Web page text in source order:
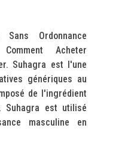
Sans Ordonnance
Acheter
Suhagra est l'une
génériques au
de l'ingrédient
Suhagra est utilisé
masculine en